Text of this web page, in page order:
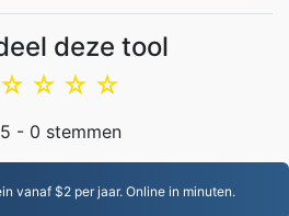
deze tool
☆
☆
☆
☆
- 0 stemmen
vanaf $2 per jaar. Online in minuten.